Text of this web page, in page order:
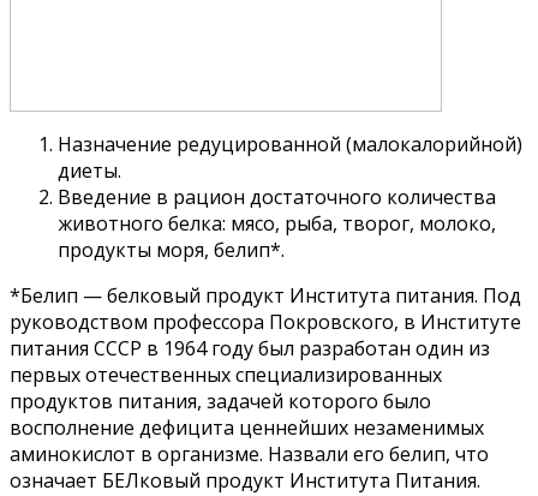
Назначение редуцированной (малокалорийной)
диеты.
Введение в рацион достаточного количества
животного белка: мясо, рыба, творог, молоко,
продукты моря, белип*.
*Белип — белковый продукт Института питания. Под
руководством профессора Покровского, в Институте
питания СССР в 1964 году был разработан один из
первых отечественных специализированных
продуктов питания, задачей которого было
восполнение дефицита ценнейших незаменимых
аминокислот в организме. Назвали его белип, что
означает БЕЛковый продукт Института Питания.